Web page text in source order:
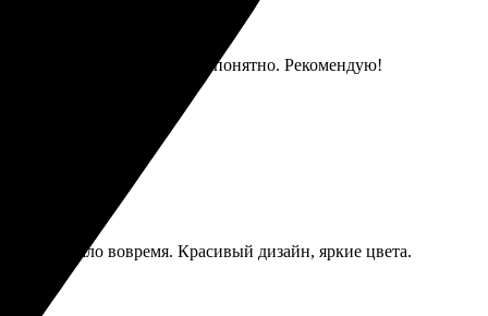
Все удобно и интуитивно понятно. Рекомендую!
всё пришло вовремя. Красивый дизайн, яркие цвета.